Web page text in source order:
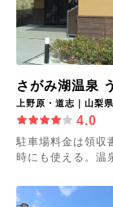
さがみ湖温泉
上野原・道志｜山梨県
4.0
駐車場料金は領収
時にも使える。温